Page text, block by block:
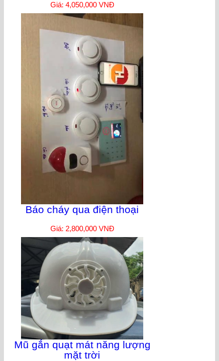
Giá: 4,050,000 VNĐ
Báo cháy qua điện thoại
Giá: 2,800,000 VNĐ
Mũ gắn quạt mát năng lượng
mặt trời